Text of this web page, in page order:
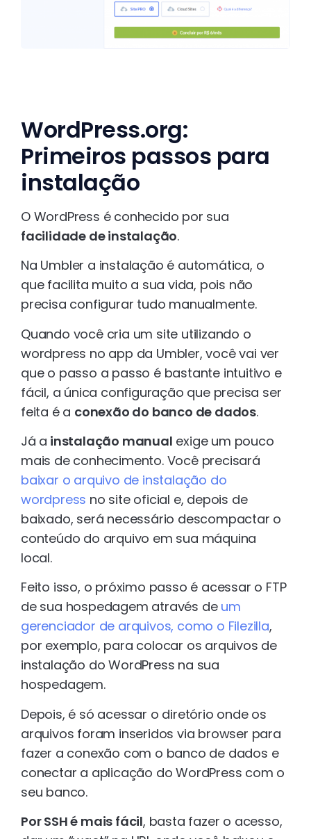
WordPress.org:
Primeiros passos para
instalação
O WordPress é conhecido por sua
facilidade de instalação.
Na Umbler a instalação é automática, o
que facilita muito a sua vida, pois não
precisa configurar tudo manualmente.
Quando você cria um site utilizando o
wordpress no app da Umbler, você vai ver
que o passo a passo é bastante intuitivo e
fácil, a única configuração que precisa ser
feita é a conexão do banco de dados.
Já a instalação manual exige um pouco
mais de conhecimento. Você precisará
baixar o arquivo de instalação do
wordpress no site oficial e, depois de
baixado, será necessário descompactar o
conteúdo do arquivo em sua máquina
local.
Feito isso, o próximo passo é acessar o FTP
de sua hospedagem através de um
gerenciador de arquivos, como o Filezilla,
por exemplo, para colocar os arquivos de
instalação do WordPress na sua
hospedagem.
Depois, é só acessar o diretório onde os
arquivos foram inseridos via browser para
fazer a conexão com o banco de dados e
conectar a aplicação do WordPress com o
seu banco.
Por SSH é mais fácil, basta fazer o acesso,